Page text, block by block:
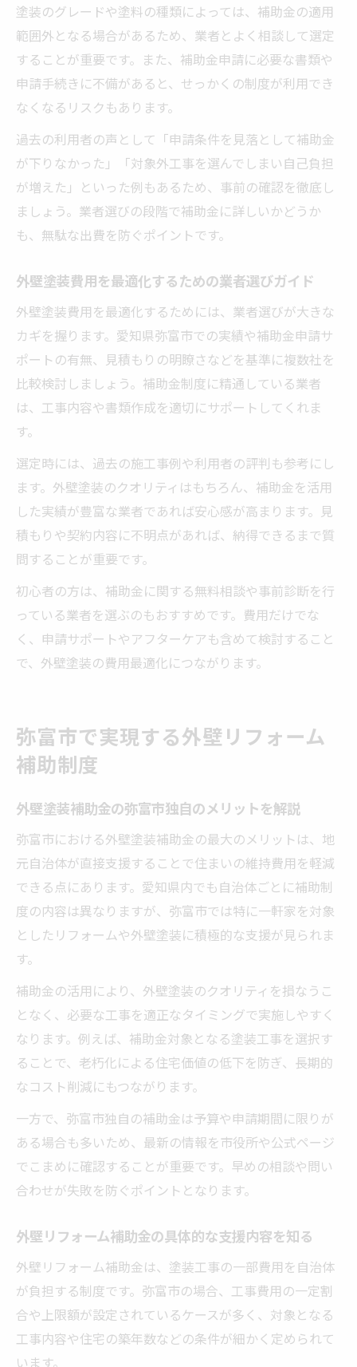
塗装のグレードや塗料の種類によっては、補助金の適用
範囲外となる場合があるため、業者とよく相談して選定
することが重要です。また、補助金申請に必要な書類や
申請手続きに不備があると、せっかくの制度が利用でき
なくなるリスクもあります。
過去の利用者の声として「申請条件を見落として補助金
が下りなかった」「対象外工事を選んでしまい自己負担
が増えた」といった例もあるため、事前の確認を徹底し
ましょう。業者選びの段階で補助金に詳しいかどうか
も、無駄な出費を防ぐポイントです。
外壁塗装費用を最適化するための業者選びガイド
外壁塗装費用を最適化するためには、業者選びが大きな
カギを握ります。愛知県弥富市での実績や補助金申請サ
ポートの有無、見積もりの明瞭さなどを基準に複数社を
比較検討しましょう。補助金制度に精通している業者
は、工事内容や書類作成を適切にサポートしてくれま
す。
選定時には、過去の施工事例や利用者の評判も参考にし
ます。外壁塗装のクオリティはもちろん、補助金を活用
した実績が豊富な業者であれば安心感が高まります。見
積もりや契約内容に不明点があれば、納得できるまで質
問することが重要です。
初心者の方は、補助金に関する無料相談や事前診断を行
っている業者を選ぶのもおすすめです。費用だけでな
く、申請サポートやアフターケアも含めて検討すること
で、外壁塗装の費用最適化につながります。
弥富市で実現する外壁リフォーム
補助制度
外壁塗装補助金の弥富市独自のメリットを解説
弥富市における外壁塗装補助金の最大のメリットは、地
元自治体が直接支援することで住まいの維持費用を軽減
できる点にあります。愛知県内でも自治体ごとに補助制
度の内容は異なりますが、弥富市では特に一軒家を対象
としたリフォームや外壁塗装に積極的な支援が見られま
す。
補助金の活用により、外壁塗装のクオリティを損なうこ
となく、必要な工事を適正なタイミングで実施しやすく
なります。例えば、補助金対象となる塗装工事を選択す
ることで、老朽化による住宅価値の低下を防ぎ、長期的
なコスト削減にもつながります。
一方で、弥富市独自の補助金は予算や申請期間に限りが
ある場合も多いため、最新の情報を市役所や公式ページ
でこまめに確認することが重要です。早めの相談や問い
合わせが失敗を防ぐポイントとなります。
外壁リフォーム補助金の具体的な支援内容を知る
外壁リフォーム補助金は、塗装工事の一部費用を自治体
が負担する制度です。弥富市の場合、工事費用の一定割
合や上限額が設定されているケースが多く、対象となる
工事内容や住宅の築年数などの条件が細かく定められて
います。